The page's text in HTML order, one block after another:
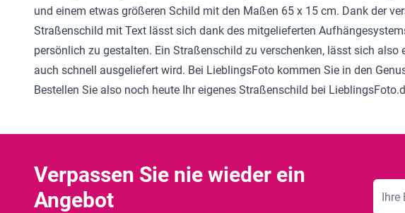
und einem etwas größeren Schild mit den Maßen 65 x 15 cm. Dank der
Straßenschild mit Text lässt sich dank des mitgelieferten
persönlich zu gestalten. Ein Straßenschild zu verschenken, lässt sich
auch schnell ausgeliefert wird. Bei LieblingsFoto kommen Sie in den
Bestellen Sie also noch heute Ihr eigenes Straßenschild bei
Verpassen Sie nie wieder ein
Angebot
E-